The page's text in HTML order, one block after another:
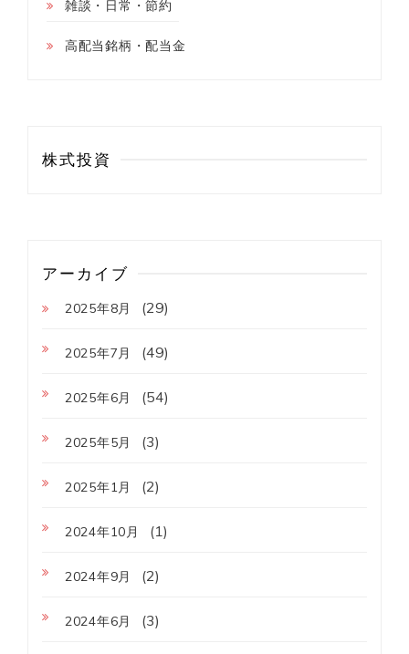
雑談・日常・節約
高配当銘柄・配当金
株式投資
アーカイブ
2025年8月 (29)
2025年7月 (49)
2025年6月 (54)
2025年5月 (3)
2025年1月 (2)
2024年10月 (1)
2024年9月 (2)
2024年6月 (3)